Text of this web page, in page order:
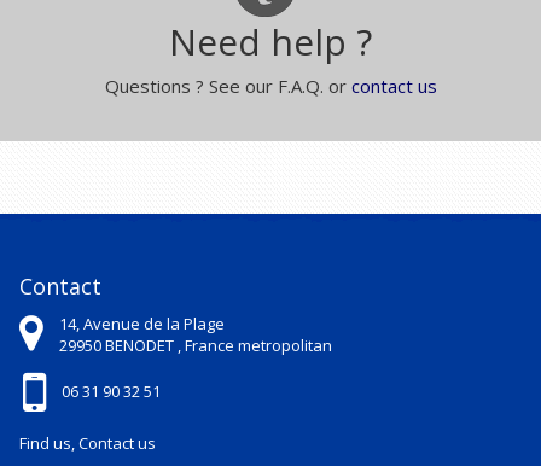
Need help ?
Questions ? See our F.A.Q. or contact us
Contact
14, Avenue de la Plage
29950BENODET ,France metropolitan
06 31 90 32 51
Find us, Contact us